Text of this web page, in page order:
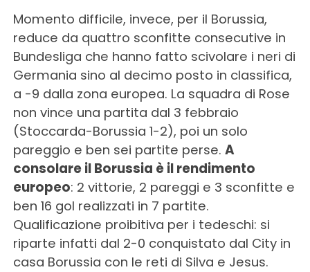
Momento difficile, invece, per il Borussia,
reduce da quattro sconfitte consecutive in
Bundesliga che hanno fatto scivolare i neri di
Germania sino al decimo posto in classifica,
a -9 dalla zona europea. La squadra di Rose
non vince una partita dal 3 febbraio
(Stoccarda-Borussia 1-2), poi un solo
pareggio e ben sei partite perse. A
consolare il Borussia è il rendimento
europeo: 2 vittorie, 2 pareggi e 3 sconfitte e
ben 16 gol realizzati in 7 partite.
Qualificazione proibitiva per i tedeschi: si
riparte infatti dal 2-0 conquistato dal City in
casa Borussia con le reti di Silva e Jesus.